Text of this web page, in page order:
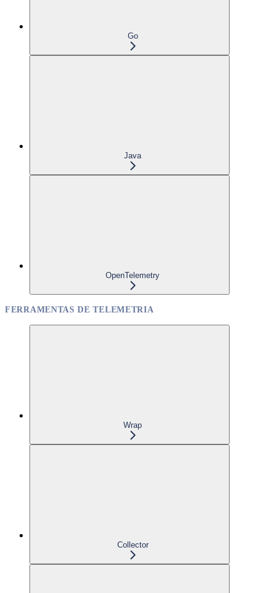
Go
Java
OpenTelemetry
FERRAMENTAS DE TELEMETRIA
Wrap
Collector